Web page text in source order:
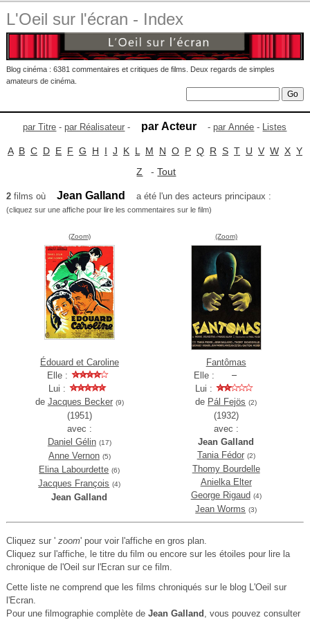
L'Oeil sur l'écran - Index
Blog cinéma : 6381 commentaires et critiques de films. Deux regards de simples
amateurs de cinéma.
par Titre -par Réalisateur - par Acteur -par Année - Listes
A B C D E F G H I J K L M N O P Q R S T U V W X Y
Z -Tout
2films où Jean Galland a été l'un des acteurs principaux :
(cliquez sur une affiche pour lire les commentaires sur le film)
(Zoom)
Édouard et Caroline
Elle :
Lui :
de Jacques Becker (9)
(1951)
avec :
Daniel Gélin (17)
Anne Vernon (5)
Elina Labourdette (6)
Jacques François (4)
Jean Galland
(Zoom)
Fantômas
Elle :
Lui :
de Pál Fejös (2)
(1932)
avec :
Jean Galland
Tania Fédor (2)
Thomy Bourdelle
Anielka Elter
George Rigaud (4)
Jean Worms (3)
Cliquez sur ' zoom' pour voir l'affiche en gros plan.
Cliquez sur l'affiche, le titre du film ou encore sur les étoiles pour lire la
chronique de l'Oeil sur l'Ecran sur ce film.
Cette liste ne comprend que les films chroniqués sur le blog L'Oeil sur
l'Ecran.
Pour une filmographie complète de Jean Galland , vous pouvez consulter